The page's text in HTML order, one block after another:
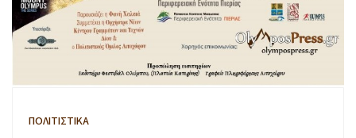
ΠΟΛΙΤΙΣΤΙΚΑ